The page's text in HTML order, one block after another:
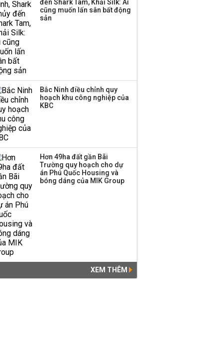
‘phất lên’ trong tháng 8,
nhóm ngành nào có
đến Shark Tam, Khải Silk: Ai
cũng muốn lấn sân bất động
sản
Bắc Ninh điều chỉnh quy
hoạch khu công nghiệp của
KBC
Hơn 49ha đất gần Bãi
Trường quy hoạch cho dự
án Phú Quốc Housing và
bóng dáng của MIK Group
XEM THÊM